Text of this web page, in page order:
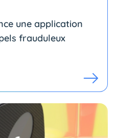
une application
frauduleux